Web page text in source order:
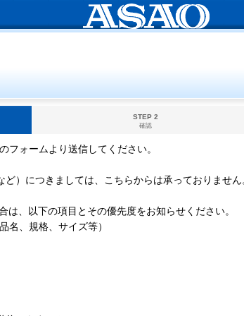
STEP 2
確認
フォームより送信してください。
）につきましては、こちらからは承っておりませ
、以下の項目とその優先度をお知らせください。
名、規格、サイズ等）